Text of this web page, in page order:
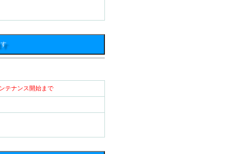
テナンス開始まで